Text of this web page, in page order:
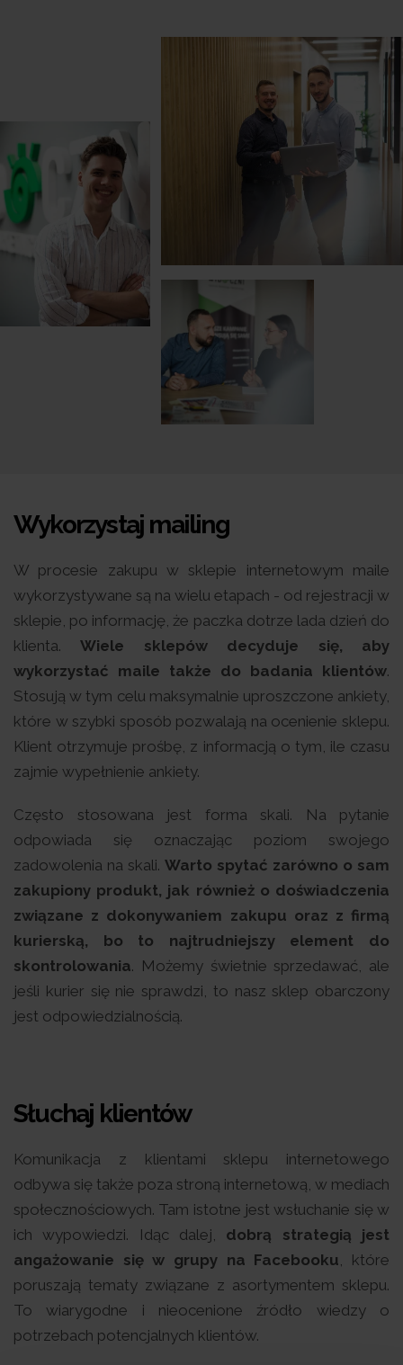
Wykorzystaj mailing
W procesie zakupu w sklepie internetowym maile
wykorzystywane są na wielu etapach - od rejestracji w
sklepie, po informację, że paczka dotrze lada dzień do
klienta.Wiele sklepów decyduje się, aby
wykorzystać maile także do badania klientów.
Stosują w tym celu maksymalnie uproszczone ankiety,
które w szybki sposób pozwalają na ocenienie sklepu.
Klient otrzymuje prośbę, z informacją o tym, ile czasu
zajmie wypełnienie ankiety.
Często stosowana jest forma skali. Na pytanie
odpowiada się oznaczając poziom swojego
zadowolenia na skali. Warto spytać zarówno o sam
zakupiony produkt, jak również o doświadczenia
związane z dokonywaniem zakupu oraz z firmą
kurierską, bo to najtrudniejszy element do
skontrolowania. Możemy świetnie sprzedawać, ale
jeśli kurier się nie sprawdzi, to nasz sklep obarczony
jest odpowiedzialnością.
Słuchaj klientów
Komunikacja z klientami sklepu internetowego
odbywa się także poza stroną internetową, w mediach
społecznościowych. Tam istotne jest wsłuchanie się w
ich wypowiedzi. Idąc dalej, dobrą strategią jest
angażowanie się w grupy na Facebooku, które
poruszają tematy związane z asortymentem sklepu.
To wiarygodne i nieocenione źródło wiedzy o
potrzebach potencjalnych klientów.